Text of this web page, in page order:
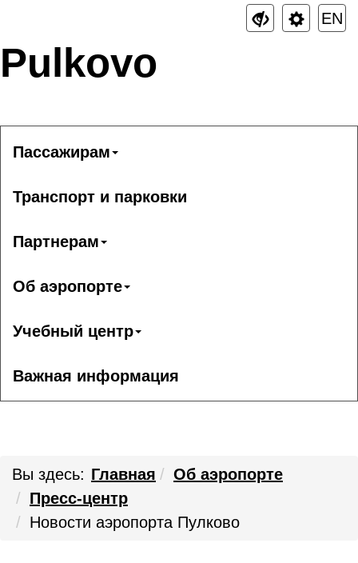
EN
Pulkovo
Пассажирам
Транспорт и парковки
Партнерам
Об аэропорте
Учебный центр
Важная информация
Вы здесь: Главная
Об аэропорте
Пресс-центр
Новости аэропорта Пулково